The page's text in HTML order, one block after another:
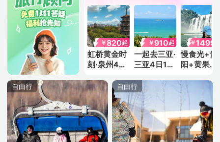
￥820起
虹桥黄金时
刻·泉州4日
￥910起
一起去三亚·
三亚4日1晚
然度假生活
￥1499
慢食光+贵
阳+黄果树
千户苗寨
+荔波小七
孔+梵净山
+镇远古城
日5晚跟团
游
起
都5日1晚
行
￥1599
毗邻地铁站
+泰国曼谷
自由行 | 沉
浸式体验
自由行 自由行